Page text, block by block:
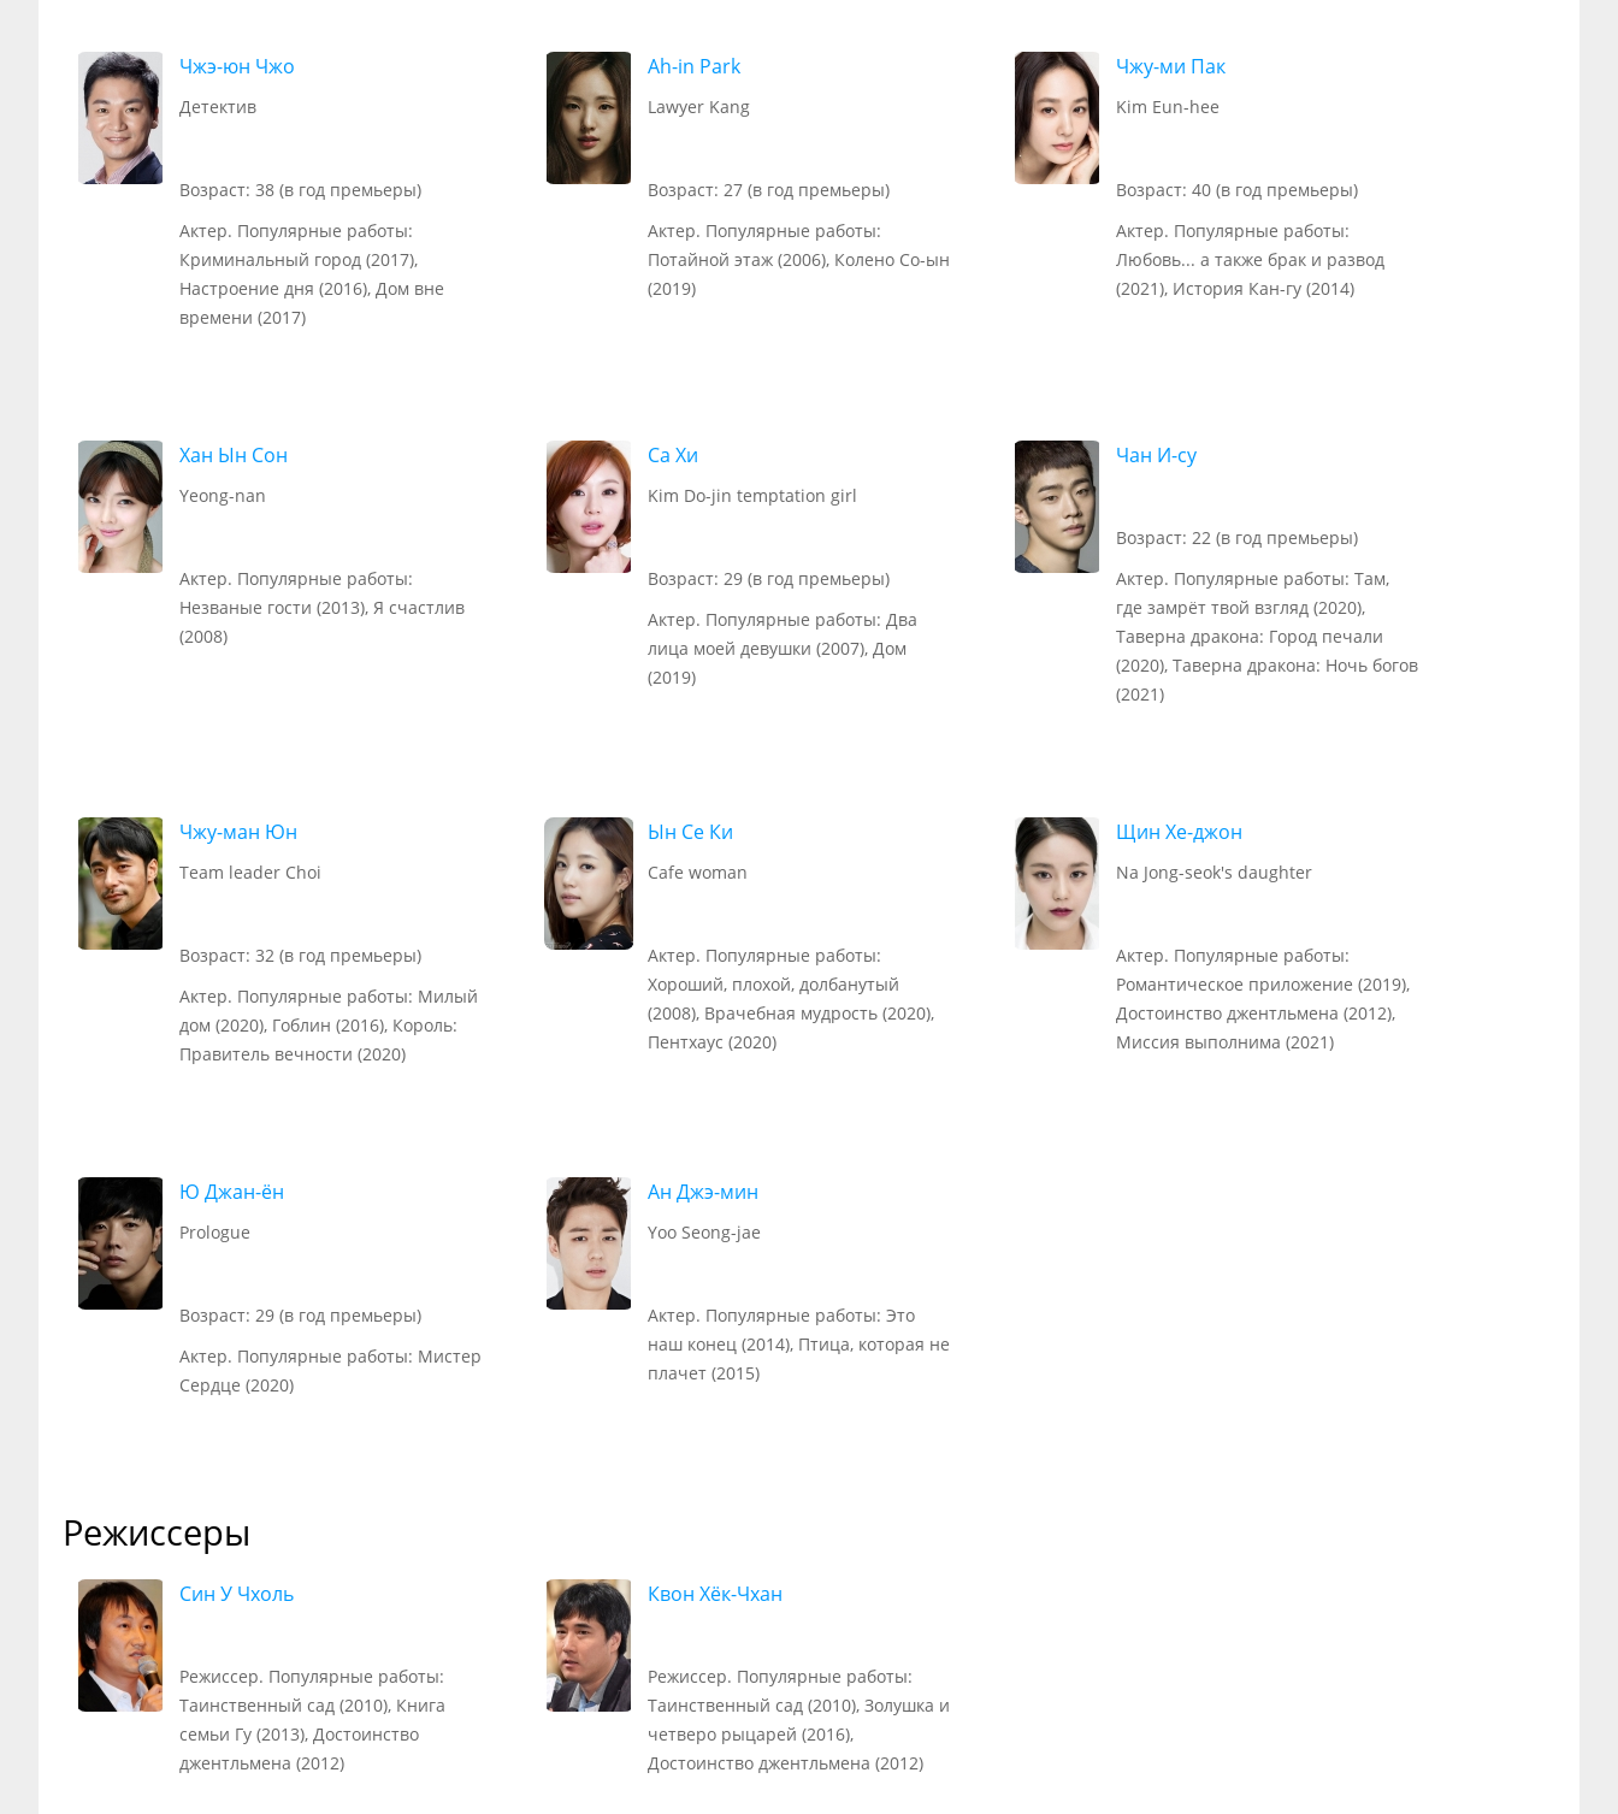
Чжэ-юн Чжо
Детектив
Возраст: 38 (в год премьеры)
Актер. Популярные работы:
Криминальный город (2017),
Настроение дня (2016), Дом вне
времени (2017)
Ah-in Park
Lawyer Kang
Возраст: 27 (в год премьеры)
Актер. Популярные работы:
Потайной этаж (2006), Колено Со-ын
(2019)
Чжу-ми Пак
Kim Eun-hee
Возраст: 40 (в год премьеры)
Актер. Популярные работы:
Любовь... а также брак и развод
(2021), История Кан-гу (2014)
Хан Ын Сон
Yeong-nan
Актер. Популярные работы:
Незваные гости (2013), Я счастлив
(2008)
Са Хи
Kim Do-jin temptation girl
Возраст: 29 (в год премьеры)
Актер. Популярные работы: Два
лица моей девушки (2007), Дом
(2019)
Чан И-су
Возраст: 22 (в год премьеры)
Актер. Популярные работы: Там,
где замрёт твой взгляд (2020),
Таверна дракона: Город печали
(2020), Таверна дракона: Ночь богов
(2021)
Чжу-ман Юн
Team leader Choi
Возраст: 32 (в год премьеры)
Актер. Популярные работы: Милый
дом (2020), Гоблин (2016), Король:
Правитель вечности (2020)
Ын Се Ки
Cafe woman
Актер. Популярные работы:
Хороший, плохой, долбанутый
(2008), Врачебная мудрость (2020),
Пентхаус (2020)
Щин Хе-джон
Na Jong-seok's daughter
Актер. Популярные работы:
Романтическое приложение (2019),
Достоинство джентльмена (2012),
Миссия выполнима (2021)
Ю Джан-ён
Prologue
Возраст: 29 (в год премьеры)
Актер. Популярные работы: Мистер
Сердце (2020)
Ан Джэ-мин
Yoo Seong-jae
Актер. Популярные работы: Это
наш конец (2014), Птица, которая не
плачет (2015)
Режиссеры
Син У Чхоль
Режиссер. Популярные работы:
Таинственный сад (2010), Книга
семьи Гу (2013), Достоинство
джентльмена (2012)
Квон Хёк-Чхан
Режиссер. Популярные работы:
Таинственный сад (2010), Золушка и
четверо рыцарей (2016),
Достоинство джентльмена (2012)